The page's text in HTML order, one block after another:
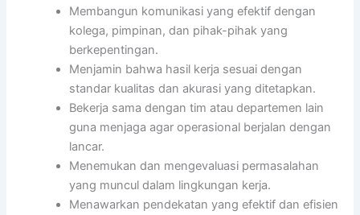
Membangun komunikasi yang efektif dengan
kolega, pimpinan, dan pihak-pihak yang
berkepentingan.
Menjamin bahwa hasil kerja sesuai dengan
standar kualitas dan akurasi yang ditetapkan.
Bekerja sama dengan tim atau departemen lain
guna menjaga agar operasional berjalan dengan
lancar.
Menemukan dan mengevaluasi permasalahan
yang muncul dalam lingkungan kerja.
Menawarkan pendekatan yang efektif dan efisien